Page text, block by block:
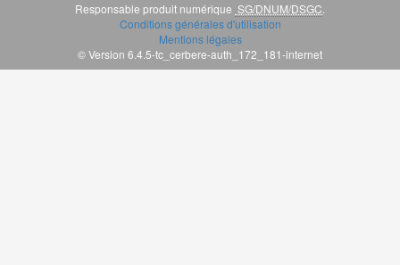
Responsable produit numérique SG/DNUM/DSGC.
Conditions générales d'utilisation
Mentions légales
© Version 6.4.5-tc_cerbere-auth_172_181-internet